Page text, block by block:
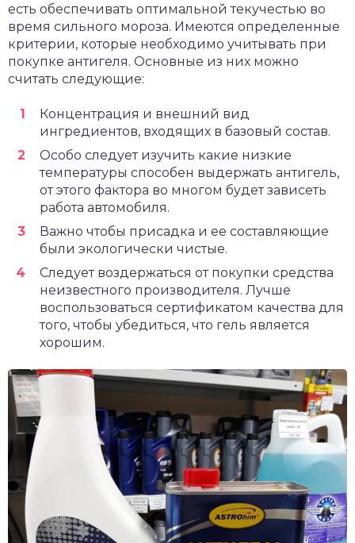
есть обеспечивать оптимальной текучестью во
время сильного мороза. Имеются определенные
критерии, которые необходимо учитывать при
покупке антигеля. Основные из них можно
считать следующие:
Концентрация и внешний вид
ингредиентов, входящих в базовый состав.
Особо следует изучить какие низкие
температуры способен выдержать антигель,
от этого фактора во многом будет зависеть
работа автомобиля.
Важно чтобы присадка и ее составляющие
были экологически чистые.
Следует воздержаться от покупки средства
неизвестного производителя. Лучше
воспользоваться сертификатом качества для
того, чтобы убедиться, что гель является
хорошим.